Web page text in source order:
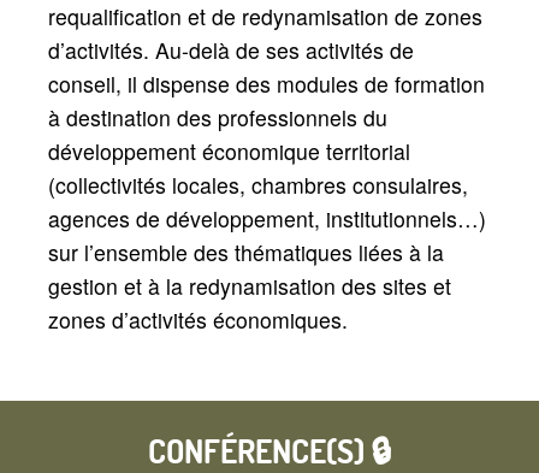
requalification et de redynamisation de zones
d’activités. Au-delà de ses activités de
conseil, il dispense des modules de formation
à destination des professionnels du
développement économique territorial
(collectivités locales, chambres consulaires,
agences de développement, institutionnels…)
sur l’ensemble des thématiques liées à la
gestion et à la redynamisation des sites et
zones d’activités économiques.
CONFÉRENCE(S) 🔒